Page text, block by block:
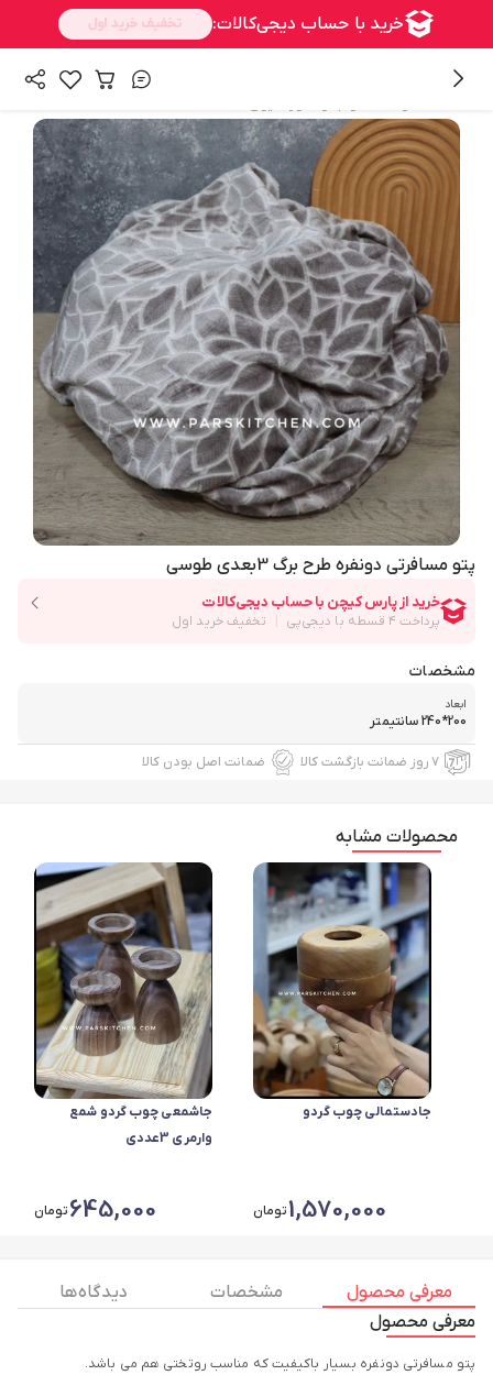
پتو مسافرتی دونفره طرح برگ 3بعدی طوسی
مشخصات
ابعاد
200*240 سانتیمتر
۷ روز ضمانت بازگشت کالا ضمانت اصل بودن کالا
محصولات مشابه
جادستمالی چوب گردو
1,570,000تومان
جاشمعی چوب گردو شمع
وارمری 3عددی
645,000تومان
معرفی محصول مشخصات
دیدگاه ها
معرفی محصول
پتو مسافرتی دونفره بسیار باکیفیت که مناسب روتختی هم می باشد.